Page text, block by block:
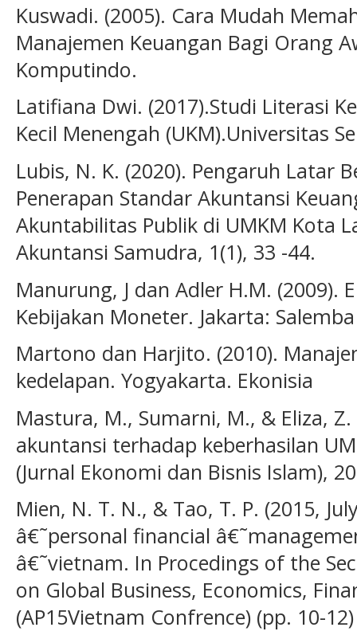
Kuswadi. (2005). Cara Mudah
Manajemen Keuangan Bagi Orang
Komputindo.
Latifiana Dwi. (2017).Studi Literasi
Kecil Menengah (UKM).Universitas
Lubis, N. K. (2020). Pengaruh Latar
Penerapan Standar Akuntansi
Akuntabilitas Publik di UMKM Kota
Akuntansi Samudra, 1(1), 33 -44.
Manurung, J dan Adler H.M. (2009).
Kebijakan Moneter. Jakarta:
Martono dan Harjito. (2010).
kedelapan. Yogyakarta. Ekonisia
Mastura, M., Sumarni, M., & Eliza,
akuntansi terhadap keberhasilan
(Jurnal Ekonomi dan Bisnis Islam),
Mien, N. T. N., & Tao, T. P. (2015,
â€˜personal financial
â€˜vietnam. In Procedings of the
on Global Business, Economics,
(AP15Vietnam Confrence) (pp. 10-12)